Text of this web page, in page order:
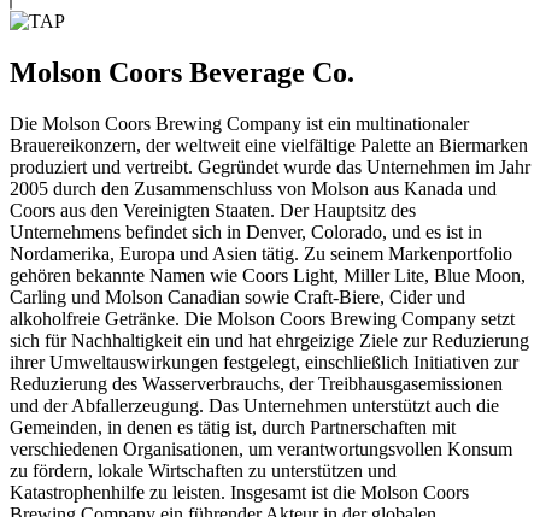
Molson Coors Beverage Co.
Die Molson Coors Brewing Company ist ein multinationaler
Brauereikonzern, der weltweit eine vielfältige Palette an Biermarken
produziert und vertreibt. Gegründet wurde das Unternehmen im Jahr
2005 durch den Zusammenschluss von Molson aus Kanada und
Coors aus den Vereinigten Staaten. Der Hauptsitz des
Unternehmens befindet sich in Denver, Colorado, und es ist in
Nordamerika, Europa und Asien tätig. Zu seinem Markenportfolio
gehören bekannte Namen wie Coors Light, Miller Lite, Blue Moon,
Carling und Molson Canadian sowie Craft-Biere, Cider und
alkoholfreie Getränke. Die Molson Coors Brewing Company setzt
sich für Nachhaltigkeit ein und hat ehrgeizige Ziele zur Reduzierung
ihrer Umweltauswirkungen festgelegt, einschließlich Initiativen zur
Reduzierung des Wasserverbrauchs, der Treibhausgasemissionen
und der Abfallerzeugung. Das Unternehmen unterstützt auch die
Gemeinden, in denen es tätig ist, durch Partnerschaften mit
verschiedenen Organisationen, um verantwortungsvollen Konsum
zu fördern, lokale Wirtschaften zu unterstützen und
Katastrophenhilfe zu leisten. Insgesamt ist die Molson Coors